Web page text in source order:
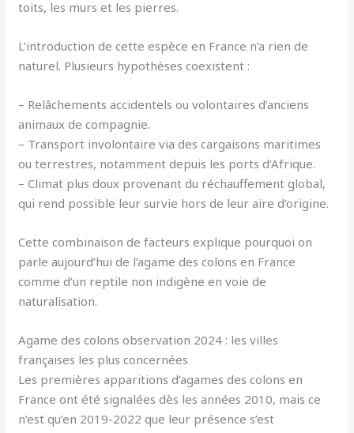
toits, les murs et les pierres.
L’introduction de cette espèce en France n’a rien de
naturel. Plusieurs hypothèses coexistent :
– Relâchements accidentels ou volontaires d’anciens
animaux de compagnie.
– Transport involontaire via des cargaisons maritimes
ou terrestres, notamment depuis les ports d’Afrique.
– Climat plus doux provenant du réchauffement global,
qui rend possible leur survie hors de leur aire d’origine.
Cette combinaison de facteurs explique pourquoi on
parle aujourd’hui de l’agame des colons en France
comme d’un reptile non indigène en voie de
naturalisation.
Agame des colons observation 2024 : les villes
françaises les plus concernées
Les premières apparitions d’agames des colons en
France ont été signalées dès les années 2010, mais ce
n’est qu’en 2019-2022 que leur présence s’est